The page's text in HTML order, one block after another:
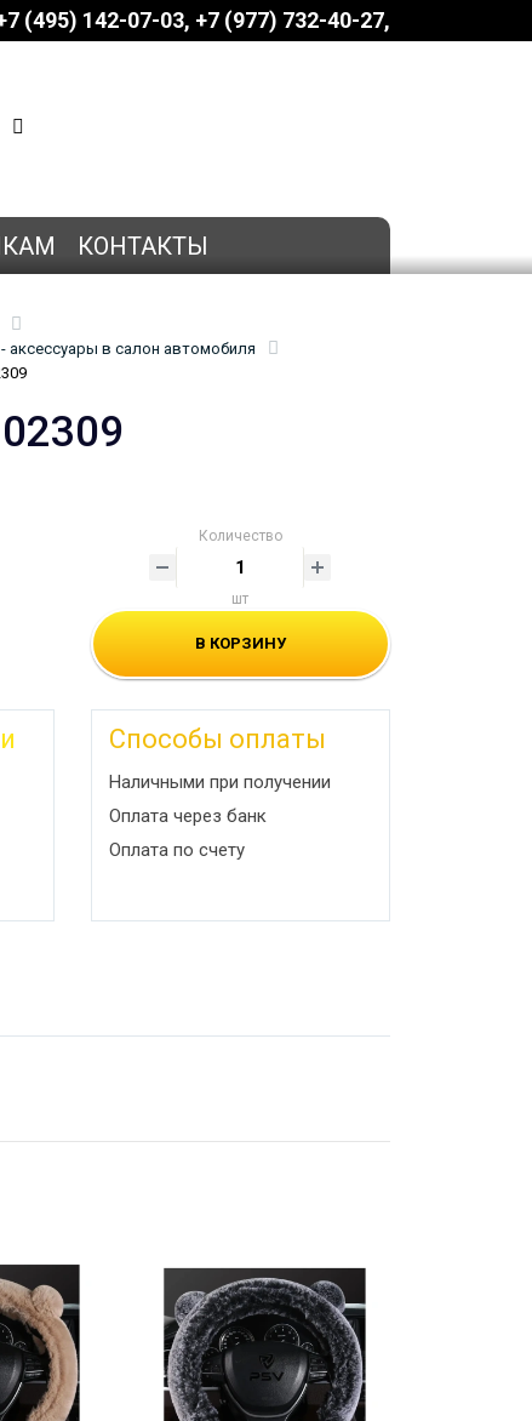
(495) 142-07-03 ‎‎+7 (977) 732-40-27
КОНТАКТЫ
в салон автомобиля
Количество
шт
В КОРЗИНУ
Способы оплаты
Наличными при получении
Оплата через банк
Оплата по счету